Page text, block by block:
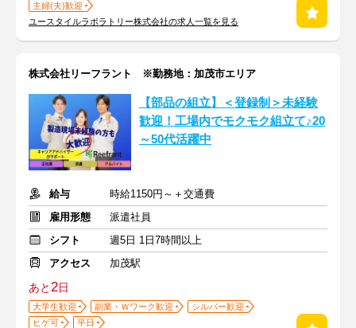
主婦(夫)歓迎
ユースタイルラボラトリー株式会社の求人一覧を見る
株式会社リーフラント ※勤務地：加茂市エリア
【部品の組立】＜登録制＞未経験
歓迎！工場内でモクモク組立て♪20
～50代活躍中
給与
時給1150円～＋交通費
雇用形態
派遣社員
シフト
週5日 1日7時間以上
アクセス
加茂駅
あと2日
大学生歓迎 副業・Ｗワーク歓迎
シルバー歓迎
ヒゲ可
平日